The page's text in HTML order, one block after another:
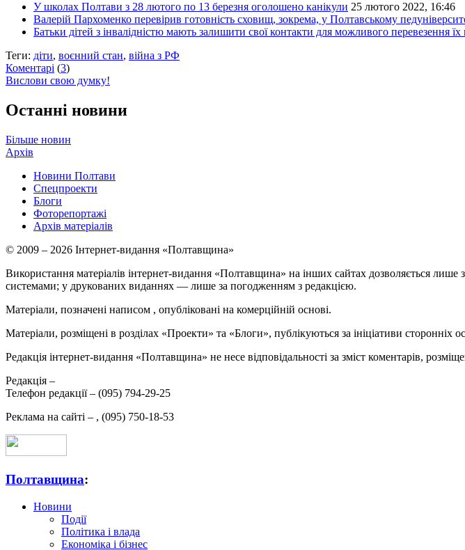
У школах Полтави з 28 лютого по 13 березня оголошено канікули 25 лютого 2022, 16:46
Валерій Пархоменко перевірив готовність сховищ, зокрема, у Полтавському
Батьки дітей з інвалідністю мають залишити свої контакти для можливого перевезення їх
Теги: діти, воєнний стан, війна з РФ
Коментарі (3)
Вислови свою думку!
Останні новини
Більше новин
Архів
Новини Полтави
Спецпроекти
Блоги
Фоторепортажі
Архів матеріалів
© 2009 – 2026 Інтернет-видання «Полтавщина»
Використання матеріалів інтернет-видання «Полтавщина» на інших сайтах дозволяється лише
системами; у друкованих виданнях — лише за погодженням з редакцією.
Матеріали, позначені написом , опубліковані на комерційній основі.
Матеріали, розміщені в розділах «Проекти» та «Блоги», публікуються за ініціативи сторонніх
Редакція інтернет-видання «Полтавщина» не несе відповідальності за зміст коментарів,
Редакція –
Телефон редакції – (095) 794-29-25
Реклама на сайті – , (095) 750-18-53
Полтавщина:
Новини
Події
Політика і влада
Економіка і бізнес